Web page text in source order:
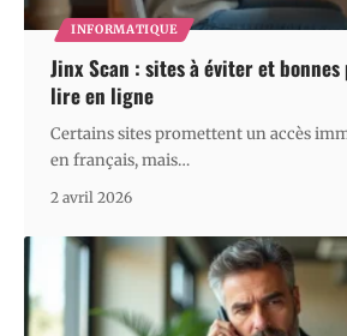
INFORMATIQUE
Jinx Scan : sites à éviter et
lire en ligne
Certains sites promettent un accès
en français, mais…
2 avril 2026